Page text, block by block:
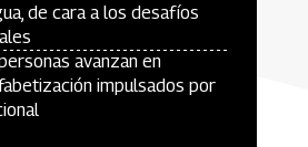
de cara a los desafíos
avanzan en
impulsados por